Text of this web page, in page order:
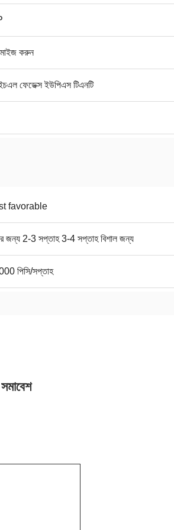
করুন
ফেডেক্স ইউপিএস টিএনটি
favorable
জন্য 2-3 সপ্তাহ 3-4 সপ্তাহ বিশাল জন্য
পিসি/সপ্তাহ